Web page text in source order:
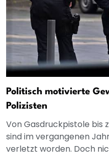
Politisch motivierte
Polizisten
Von Gasdruckpistole bis
sind im vergangenen
verletzt worden. Doch